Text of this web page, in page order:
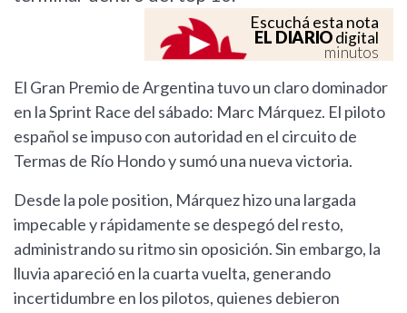
Escuchá esta nota
EL DIARIOdigital
minutos
El Gran Premio de Argentina tuvo un claro dominador
en la Sprint Race del sábado: Marc Márquez. El piloto
español se impuso con autoridad en el circuito de
Termas de Río Hondo y sumó una nueva victoria.
Desde la pole position, Márquez hizo una largada
impecable y rápidamente se despegó del resto,
administrando su ritmo sin oposición. Sin embargo, la
lluvia apareció en la cuarta vuelta, generando
incertidumbre en los pilotos, quienes debieron